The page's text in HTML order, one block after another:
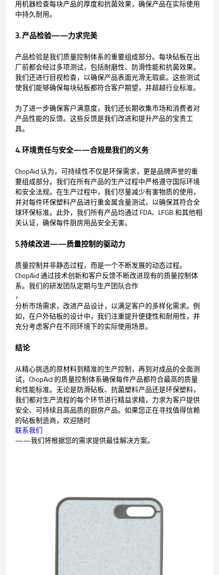
用机器检查每块产品的厚度和抗菌效果，确保产品在实际使用
中持久耐用。
3. 产品检验——力求完美
产品检验是我们质量控制体系的重要组成部分。每块砧板在出
厂前都会经过多项测试，包括耐磨性、防滑性能和抗菌效果。
我们还进行目视检查，以确保产品表面光滑无瑕疵。这些测试
使我们能够确保每块砧板都符合客户期望，并超越行业标准。
为了进一步确保客户满意度，我们还长期收集市场和消费者对
产品性能的反馈。这些反馈是我们改进和提升产品的宝贵工
具。
4. 环境责任与安全——合规是我们的义务
ChopAid 认为，可持续性不仅是环保需求，更是品牌声誉的重
要组成部分。我们在所有产品的生产过程中严格遵守国际环境
和安全法规。在生产过程中，我们尽量减少有害物质的使用，
并对每件环保塑料产品进行重金属含量测试，以确保其符合全
球环保标准。此外，我们所有产品均通过 FDA、LFGB 和其他相
关认证，确保每件厨房用品安全无害。
5.持续改进——质量控制的驱动力
质量控制并非静态过程，而是一个不断发展的动态过程。
ChopAid 通过技术创新和客户反馈不断改进现有的质量控制体
系。我们的研发团队定期与生产团队合作
，
分析市场需求，改进产品设计，以满足客户的多样化需求。例
如，在户外砧板的设计中，我们注重提升便捷性和耐用性，并
充分考虑客户在不同环境下的实际使用场景。
结论
从精心挑选的原材料到精准的生产控制，再到对成品的全面测
试，ChopAid 的质量控制体系确保每件产品都符合最高的质量
和性能标准。无论是防滑砧板、抗菌塑料产品还是环保塑料，
我们都对生产流程的每个环节进行精益求精，力求为客户提供
安全、可持续且高品质的厨房产品。如果您正在寻找值得信赖
的砧板制造商，欢迎随时
联系我们
——我们将根据您的需求提供最佳解决方案。